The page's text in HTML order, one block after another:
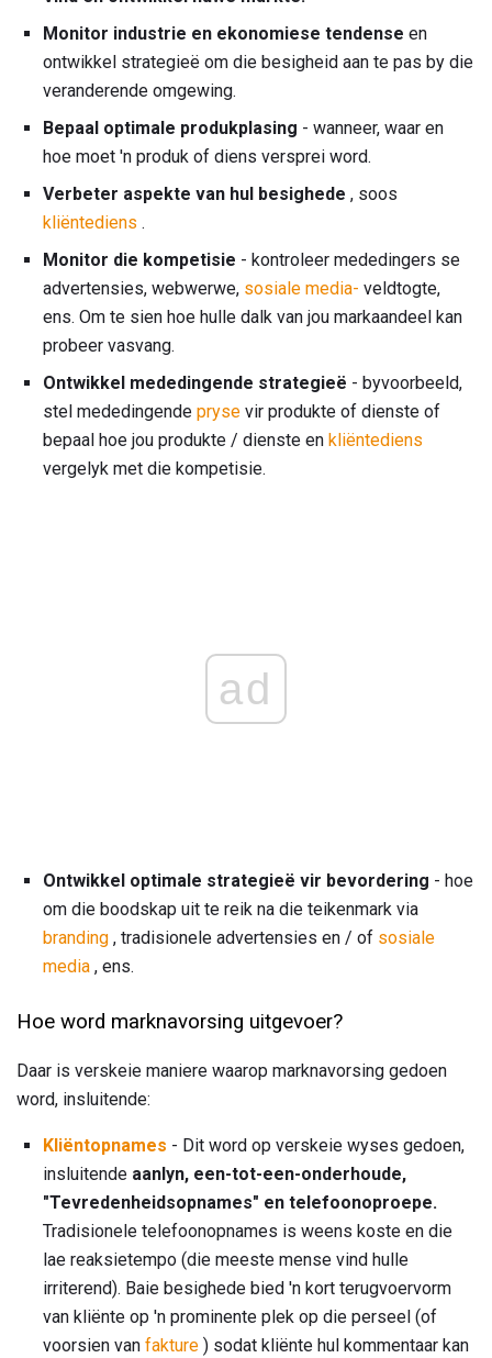
Monitor industrie en ekonomiese tendense en
ontwikkel strategieë om die besigheid aan te pas by die
veranderende omgewing.
Bepaal optimale produkplasing - wanneer, waar en
hoe moet 'n produk of diens versprei word.
Verbeter aspekte van hul besighede , soos
kliëntediens .
Monitor die kompetisie - kontroleer mededingers se
advertensies, webwerwe, sosiale media- veldtogte,
ens. Om te sien hoe hulle dalk van jou markaandeel kan
probeer vasvang.
Ontwikkel mededingende strategieë - byvoorbeeld,
stel mededingende pryse vir produkte of dienste of
bepaal hoe jou produkte / dienste en kliëntediens
vergelyk met die kompetisie.
ad
Ontwikkel optimale strategieë vir bevordering - hoe
om die boodskap uit te reik na die teikenmark via
branding , tradisionele advertensies en / of sosiale
media , ens.
Hoe word marknavorsing uitgevoer?
Daar is verskeie maniere waarop marknavorsing gedoen
word, insluitende:
Kliëntopnames - Dit word op verskeie wyses gedoen,
insluitende aanlyn, een-tot-een-onderhoude,
"Tevredenheidsopnames" en telefoonoproepe.
Tradisionele telefoonopnames is weens koste en die
lae reaksietempo (die meeste mense vind hulle
irriterend). Baie besighede bied 'n kort terugvoervorm
van kliënte op 'n prominente plek op die perseel (of
voorsien van fakture ) sodat kliënte hul kommentaar kan